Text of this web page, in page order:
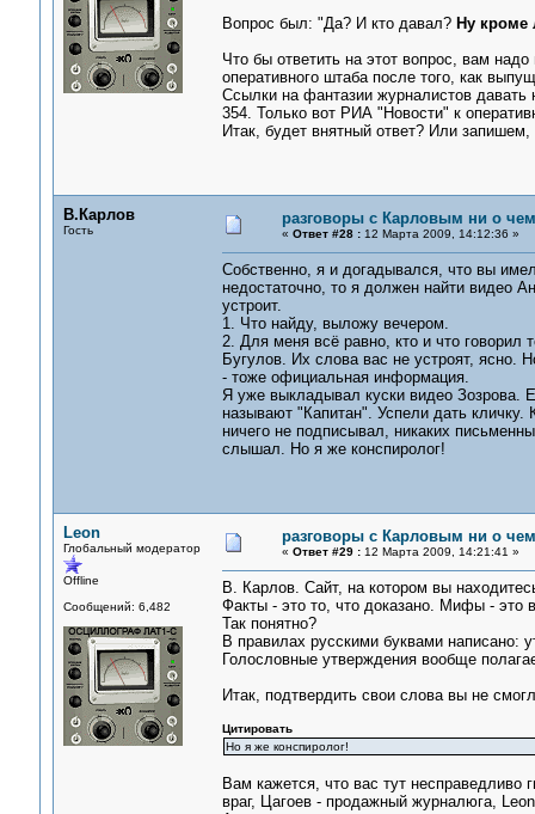
Вопрос был: "Да? И кто давал? Ну кроме
Что бы ответить на этот вопрос, вам
оперативного штаба после того, как
Ссылки на фантазии журналистов
354. Только вот РИА "Новости" к
Итак, будет внятный ответ? Или
В.Карлов
Гость
разговоры с Карловым ни о
« Ответ #28 :12 Марта 2009, 14:12:36 »
Собственно, я и догадывался, что вы
недостаточно, то я должен найти видео
устроит.
1. Что найду, выложу вечером.
2. Для меня всё равно, кто и что
Бугулов. Их слова вас не устроят, ясно.
- тоже официальная информация.
Я уже выкладывал куски видео Зозрова.
называют "Капитан". Успели дать
ничего не подписывал, никаких
слышал. Но я же конспиролог!
Leon
Глобальный модератор
Offline
Сообщений: 6,482
разговоры с Карловым ни о
« Ответ #29 :12 Марта 2009, 14:21:41 »
В. Карлов. Сайт, на котором вы
Факты - это то, что доказано. Мифы - это
Так понятно?
В правилах русскими буквами написано:
Голословные утверждения вообще
Итак, подтвердить свои слова вы не
Цитировать
Но я же конспиролог!
Вам кажется, что вас тут несправедливо
враг, Цагоев - продажный журналюга,